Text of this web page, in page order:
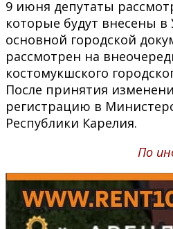
9 июня депутаты
которые будут внесены в
основной городской
рассмотрен на
костомукшского
После принятия
регистрацию в
Республики Карелия.
По